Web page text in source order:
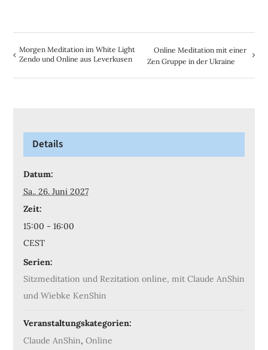
Morgen Meditation im White Light
Zendo und Online aus Leverkusen
Online Meditation mit einer
Zen Gruppe in der Ukraine
Details
Datum:
Sa.. 26. Juni 2027
Zeit:
15:00 - 16:00
CEST
Serien:
Sitzmeditation und Rezitation online, mit Claude AnShin
und Wiebke KenShin
Veranstaltungskategorien:
Claude AnShin, Online